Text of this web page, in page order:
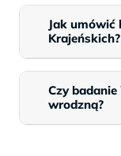
Jak umówić
Krajeńskich?
Czy
wrodzną?